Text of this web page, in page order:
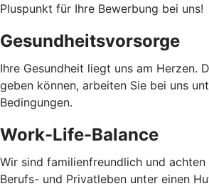
Pluspunkt für Ihre Bewerbung bei uns!
Gesundheitsvorsorge
Ihre Gesundheit liegt uns am Herzen.
geben können, arbeiten Sie bei uns
Bedingungen.
Work-Life-Balance
Wir sind familienfreundlich und achten
Berufs- und Privatleben unter einen